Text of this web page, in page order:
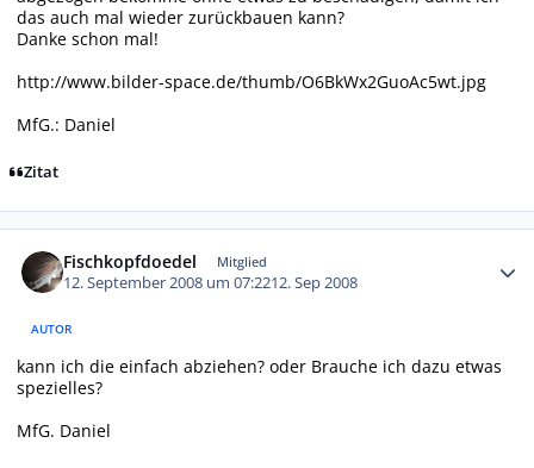
das auch mal wieder zurückbauen kann?
Danke schon mal!
http://www.bilder-space.de/thumb/O6BkWx2GuoAc5wt.jpg
MfG.: Daniel
Zitat
Fischkopfdoedel Mitglied
12. September 2008 um 07:2212. Sep 2008
AUTOR
kann ich die einfach abziehen? oder Brauche ich dazu etwas
spezielles?
MfG. Daniel